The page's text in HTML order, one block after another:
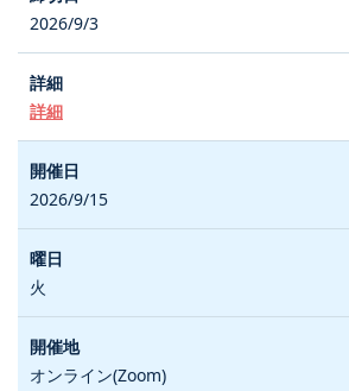
2026/9/3
詳細
2026/9/15
火
オンライン(Zoom)